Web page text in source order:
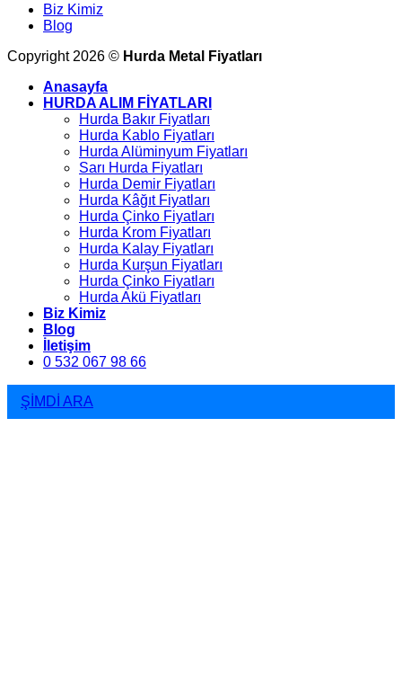
Biz Kimiz
Blog
Copyright 2026 © Hurda Metal Fiyatları
Anasayfa
HURDA ALIM FİYATLARI
Hurda Bakır Fiyatları
Hurda Kablo Fiyatları
Hurda Alüminyum Fiyatları
Sarı Hurda Fiyatları
Hurda Demir Fiyatları
Hurda Kâğıt Fiyatları
Hurda Çinko Fiyatları
Hurda Krom Fiyatları
Hurda Kalay Fiyatları
Hurda Kurşun Fiyatları
Hurda Çinko Fiyatları
Hurda Akü Fiyatları
Biz Kimiz
Blog
İletişim
0 532 067 98 66
ŞİMDİ ARA